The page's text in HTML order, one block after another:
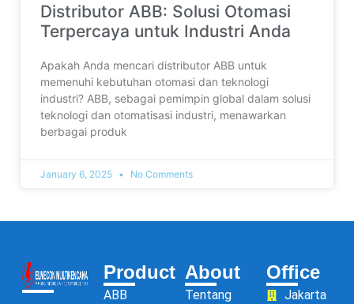
Distributor ABB: Solusi Otomasi
Terpercaya untuk Industri Anda
Apakah Anda mencari distributor ABB untuk
memenuhi kebutuhan otomasi dan teknologi
industri? ABB, sebagai pemimpin global dalam solusi
teknologi dan otomatisasi industri, menawarkan
berbagai produk
January 6, 2025 No Comments
Product
ABB
About
Tentang
Office
Jakarta